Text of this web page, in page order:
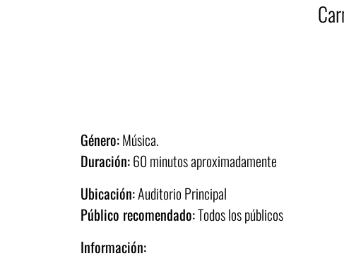
Género:Música.
Duración:60 minutos aproximadamente
Ubicación:Auditorio Principal
Público recomendado:Todos los públicos
Información: